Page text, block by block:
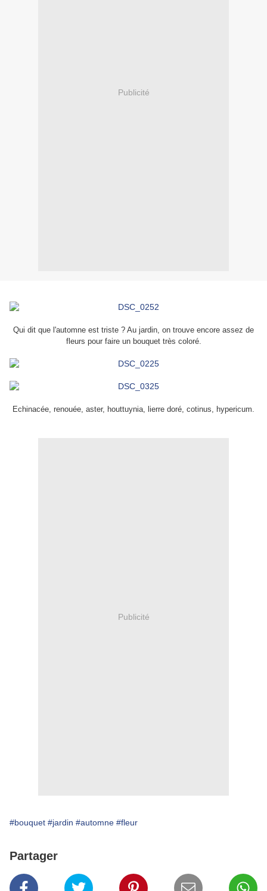
Publicité
Qui dit que l'automne est triste ? Au jardin, on trouve encore assez de
fleurs pour faire un bouquet très coloré.
Echinacée, renouée, aster, houttuynia, lierre doré, cotinus, hypericum.
Publicité
#bouquet #jardin #automne #fleur
Partager